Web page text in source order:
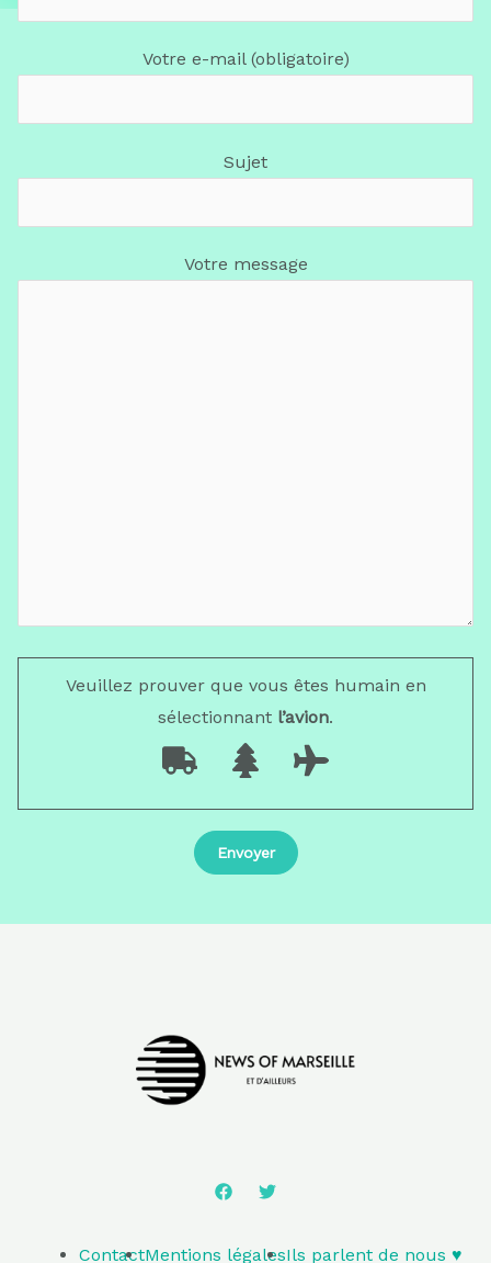
Votre e-mail (obligatoire)
Sujet
Votre message
Veuillez prouver que vous êtes humain en
sélectionnant l’avion.
ContactMentions légalesIls parlent de nous ♥️